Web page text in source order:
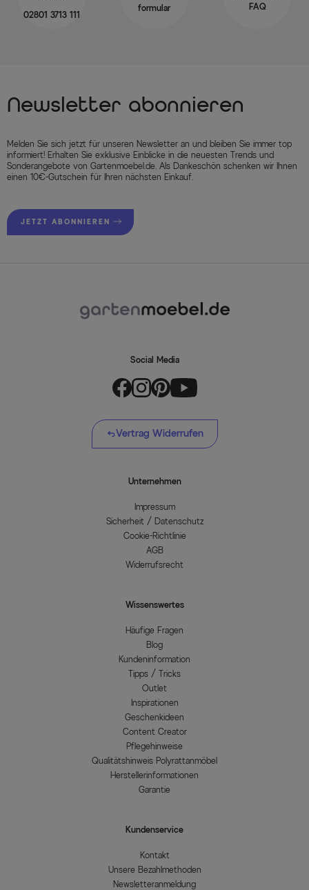
02801 3713 111
formular
FAQ
Newsletter abonnieren
Melden Sie sich jetzt für unseren Newsletter an und bleiben Sie immer top
informiert! Erhalten Sie exklusive Einblicke in die neuesten Trends und
Sonderangebote von Gartenmoebel.de. Als Dankeschön schenken wir Ihnen
einen 10€-Gutschein für Ihren nächsten Einkauf.
JETZT ABONNIEREN
Social Media
Vertrag Widerrufen
Unternehmen
Impressum
Sicherheit / Datenschutz
Cookie-Richtlinie
AGB
Widerrufsrecht
Wissenswertes
Häufige Fragen
Blog
Kundeninformation
Tipps / Tricks
Outlet
Inspirationen
Geschenkideen
Content Creator
Pflegehinweise
Qualitätshinweis Polyrattanmöbel
Herstellerinformationen
Garantie
Kundenservice
Kontakt
Unsere Bezahlmethoden
Newsletteranmeldung